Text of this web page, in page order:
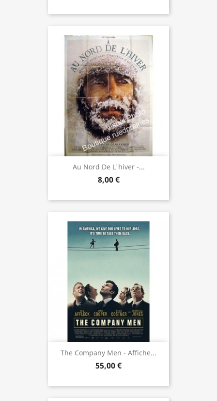
Au Nord De L'hiver -...
8,00 €
The Company Men - Affiche...
55,00 €